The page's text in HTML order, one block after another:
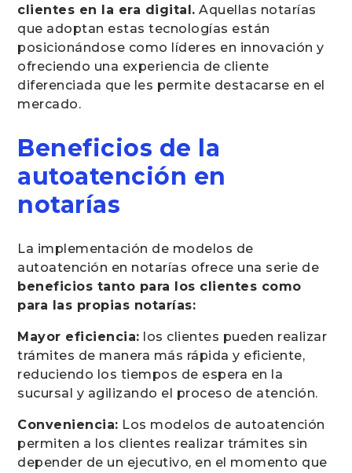
clientes en la era digital. Aquellas notarías
que adoptan estas tecnologías están
posicionándose como líderes en innovación y
ofreciendo una experiencia de cliente
diferenciada que les permite destacarse en el
mercado.
Beneficios de la
autoatención en
notarías
La implementación de modelos de
autoatención en notarías ofrece una serie de
beneficios tanto para los clientes como
para las propias notarías:
Mayor eficiencia: los clientes pueden realizar
trámites de manera más rápida y eficiente,
reduciendo los tiempos de espera en la
sucursal y agilizando el proceso de atención.
Conveniencia: Los modelos de autoatención
permiten a los clientes realizar trámites sin
depender de un ejecutivo, en el momento que